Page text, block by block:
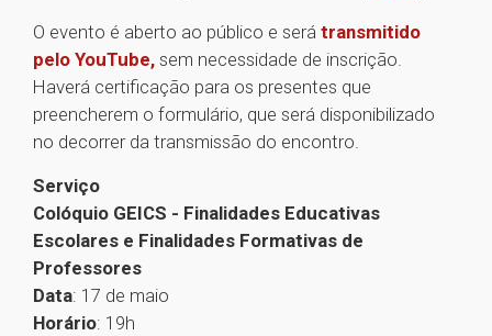
O evento é aberto ao público e será transmitido
pelo YouTube, sem necessidade de inscrição.
Haverá certificação para os presentes que
preencherem o formulário, que será disponibilizado
no decorrer da transmissão do encontro.
Serviço
Colóquio GEICS - Finalidades Educativas
Escolares e Finalidades Formativas de
Professores
Data: 17 de maio
Horário: 19h